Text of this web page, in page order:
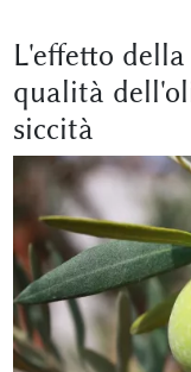
L'effetto
qualità
siccità